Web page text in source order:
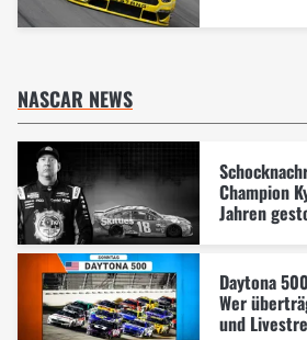
NASCAR NEWS
Champion
Jahren
Daytona
Wer
und